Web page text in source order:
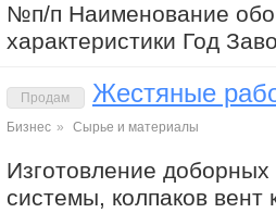
№п/п Наименование
характеристики Год
Продам Жестяные
Бизнес » Сырье и материалы
Изготовление
системы, колпаков